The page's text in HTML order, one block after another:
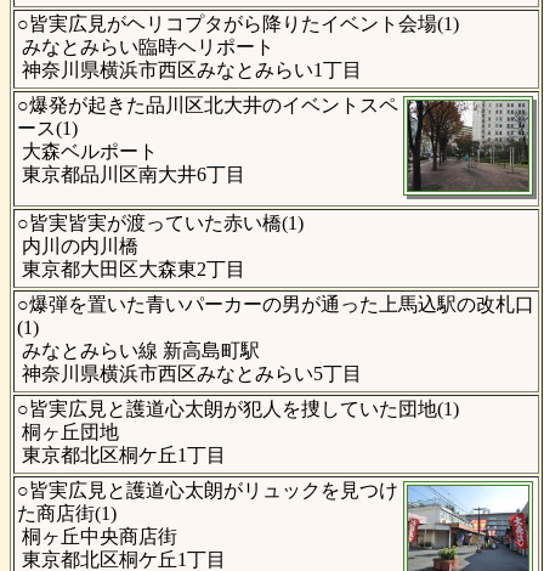
○皆実広⾒がヘリコプタがら降りたイベント会場(1)
みなとみらい臨時ヘリポート
神奈川県横浜市西区みなとみらい1丁目
○爆発が起きた品川区北大井のイベントスペ
ース(1)
大森ベルポート
東京都品川区南大井6丁目
○皆実皆実が渡っていた赤い橋(1)
内川の内川橋
東京都大田区大森東2丁目
○爆弾を置いた青いパーカーの男が通った上馬込駅の改札口
(1)
みなとみらい線 新高島町駅
神奈川県横浜市西区みなとみらい5丁目
○皆実広見と護道心太朗が犯人を捜していた団地(1)
桐ヶ丘団地
東京都北区桐ケ丘1丁目
○皆実広見と護道心太朗がリュックを見つけ
た商店街(1)
桐ヶ丘中央商店街
東京都北区桐ケ丘1丁目